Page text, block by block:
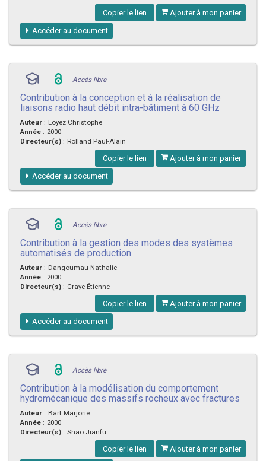
Copier le lien Ajouter à mon panier
Accéder au document
Accès libre
Contribution à la conception et à la réalisation de
liaisons radio haut débit intra-bâtiment à 60 GHz
Auteur : Loyez Christophe
Année : 2000
Directeur(s) : Rolland Paul-Alain
Copier le lien Ajouter à mon panier
Accéder au document
Accès libre
Contribution à la gestion des modes des systèmes
automatisés de production
Auteur : Dangoumau Nathalie
Année : 2000
Directeur(s) : Craye Étienne
Copier le lien Ajouter à mon panier
Accéder au document
Accès libre
Contribution à la modélisation du comportement
hydromécanique des massifs rocheux avec fractures
Auteur : Bart Marjorie
Année : 2000
Directeur(s) : Shao Jianfu
Copier le lien Ajouter à mon panier